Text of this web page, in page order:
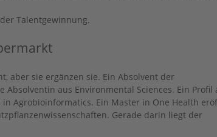
Talentgewinnung.
aber sie ergänzen sie. Ein Absolvent der
aus Environmental Sciences. Ein Profil
Agrobioinformatics. Ein Master in One Health
Gerade darin liegt der